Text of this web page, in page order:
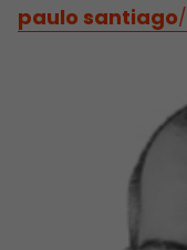
paulo santiago/